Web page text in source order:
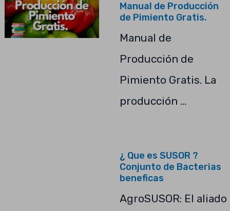
Manual de Producción
de Pimiento Gratis.
Manual de
Producción de
Pimiento Gratis. La
producción …
¿ Que es SUSOR ?
Conjunto de Bacterias
beneficas
AgroSUSOR: El aliado